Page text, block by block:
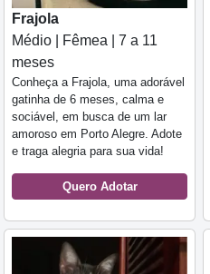
Frajola
Médio | Fêmea | 7 a 11
meses
Conheça a Frajola, uma adorável
gatinha de 6 meses, calma e
sociável, em busca de um lar
amoroso em Porto Alegre. Adote
e traga alegria para sua vida!
Quero Adotar